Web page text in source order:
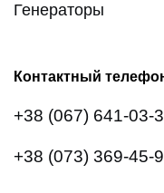
Генераторы
Контактный
+38 (067) 641-03-
+38 (073) 369-45-